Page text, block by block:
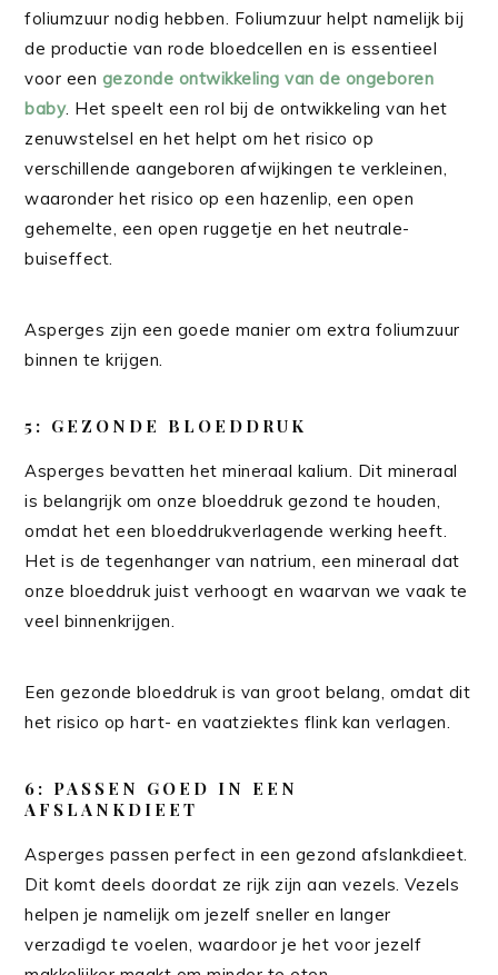
foliumzuur nodig hebben. Foliumzuur helpt namelijk bij
de productie van rode bloedcellen en is essentieel
voor een gezonde ontwikkeling van de ongeboren
baby. Het speelt een rol bij de ontwikkeling van het
zenuwstelsel en het helpt om het risico op
verschillende aangeboren afwijkingen te verkleinen,
waaronder het risico op een hazenlip, een open
gehemelte, een open ruggetje en het neutrale-
buiseffect.
Asperges zijn een goede manier om extra foliumzuur
binnen te krijgen.
5: GEZONDE BLOEDDRUK
Asperges bevatten het mineraal kalium. Dit mineraal
is belangrijk om onze bloeddruk gezond te houden,
omdat het een bloeddrukverlagende werking heeft.
Het is de tegenhanger van natrium, een mineraal dat
onze bloeddruk juist verhoogt en waarvan we vaak te
veel binnenkrijgen.
Een gezonde bloeddruk is van groot belang, omdat dit
het risico op hart- en vaatziektes flink kan verlagen.
6: PASSEN GOED IN EEN
AFSLANKDIEET
Asperges passen perfect in een gezond afslankdieet.
Dit komt deels doordat ze rijk zijn aan vezels. Vezels
helpen je namelijk om jezelf sneller en langer
verzadigd te voelen, waardoor je het voor jezelf